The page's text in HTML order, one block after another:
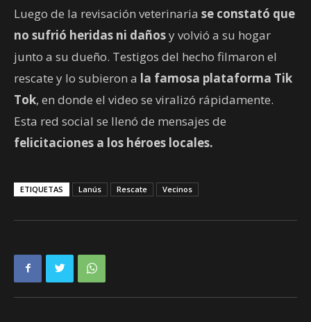
Luego de la revisación veterinaria se constató que
no sufrió heridas ni dañosy volvió a su hogar
junto a su dueño. Testigos del hecho filmaron el
rescate y lo subieron a la famosa plataforma Tik
Tok, en donde el video se viralizó rápidamente.
Esta red social se llenó de mensajes de
felicitaciones a los héroes locales.
ETIQUETAS Lanús Rescate Vecinos